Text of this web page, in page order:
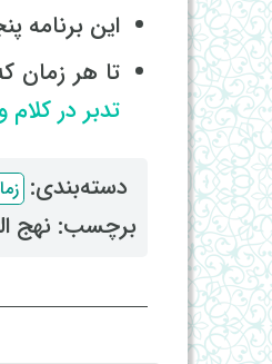
این برنامه
تا هر زمان
تدبر در
دسته‌بندی: ‌
برچسب: ‌ نهج